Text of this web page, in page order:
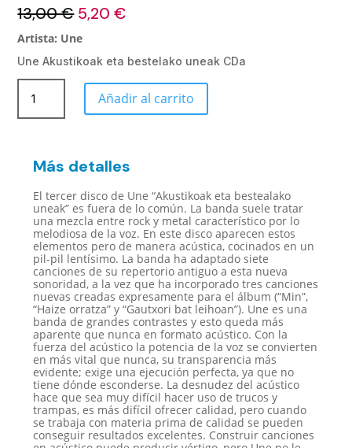
13,00€ El
original
era:
13,00 €.
5,20€
es:
5,20 €.
Artista: Une
Une Akustikoak eta bestelako uneak CDa
eta
bestelako
CD
Añadir al carrito
Más detalles
El tercer disco de Une “Akustikoak eta bestealako
uneak” es fuera de lo común. La banda suele tratar
una mezcla entre rock y metal característico por lo
melodiosa de la voz. En este disco aparecen estos
elementos pero de manera acústica, cocinados en un
pil-pil lentísimo. La banda ha adaptado siete
canciones de su repertorio antiguo a esta nueva
sonoridad, a la vez que ha incorporado tres canciones
nuevas creadas expresamente para el álbum (“Min”,
“Haize orratza” y “Gautxori bat leihoan”). Une es una
banda de grandes contrastes y esto queda más
aparente que nunca en formato acústico. Con la
fuerza del acústico la potencia de la voz se convierten
en más vital que nunca, su transparencia más
evidente; exige una ejecución perfecta, ya que no
tiene dónde esconderse. La desnudez del acústico
hace que sea muy difícil hacer uso de trucos y
trampas, es más difícil ofrecer calidad, pero cuando
se trabaja con materia prima de calidad se pueden
conseguir resultados excelentes. Construir canciones